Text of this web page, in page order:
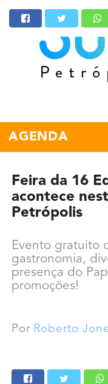
AGENDA
Feira da 16
acontece
Petrópolis
Evento gratuito
gastronomia,
presença do
promoções!
Por Roberto